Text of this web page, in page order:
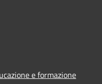
e formazione